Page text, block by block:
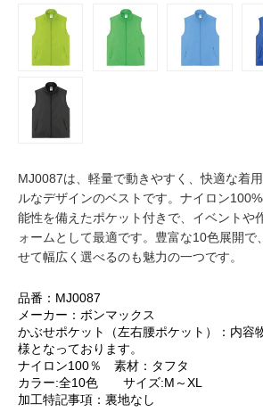
MJ0087は、軽量で動きやすく、快適な着
ルなデザインのベストです。ナイロン
能性を備えたポケット付きで、イベントや
ォームとして最適です。豊富な10色展開で
せて幅広く選べるのも魅力の一つです。
品番：MJ0087
メーカー：ボンマックス
かぶせポケット（左右腰ポケット）：内容
様となっております。
ナイロン100％ 素材：タフタ
カラー:全10色 サイズ:M～XL
加工特記事項：裏地なし